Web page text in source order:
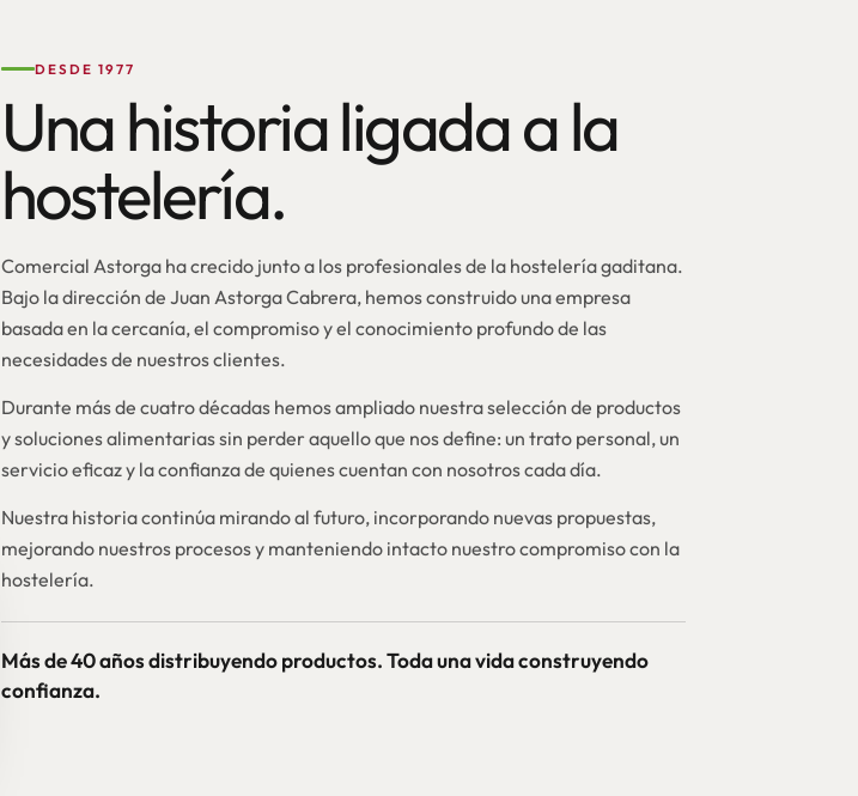
DESDE 1977
Una historia ligada a la
hostelería.
Comercial Astorga ha crecido junto a los profesionales de la hostelería gaditana.
Bajo la dirección de Juan Astorga Cabrera, hemos construido una empresa
basada en la cercanía, el compromiso y el conocimiento profundo de las
necesidades de nuestros clientes.
Durante más de cuatro décadas hemos ampliado nuestra selección de productos
y soluciones alimentarias sin perder aquello que nos define: un trato personal, un
servicio eficaz y la confianza de quienes cuentan con nosotros cada día.
Nuestra historia continúa mirando al futuro, incorporando nuevas propuestas,
mejorando nuestros procesos y manteniendo intacto nuestro compromiso con la
hostelería.
Más de 40 años distribuyendo productos. Toda una vida construyendo
confianza.